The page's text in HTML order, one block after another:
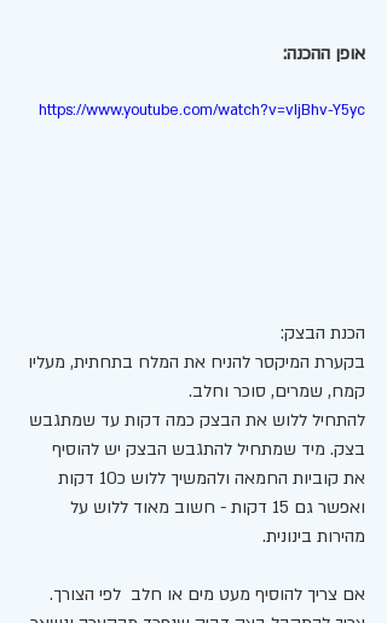
אופן ההכנה:
https://www.youtube.com/watch?v=vIjBhv-Y5yc
הכנת הבצק:
בקערת המיקסר להניח את המלח בתחתית, מעליו
קמח, שמרים, סוכר וחלב.
להתחיל ללוש את הבצק כמה דקות עד שמתגבש
בצק. מיד שמתחיל להתגבש הבצק יש להוסיף
את קוביות החמאה ולהמשיך ללוש כ10 דקות
ואפשר גם 15 דקות - חשוב מאוד ללוש על
מהירות בינונית.
אם צריך להוסיף מעט מים או חלב  לפי הצורך.